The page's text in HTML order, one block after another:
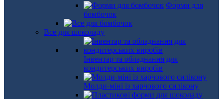
Форми для
бомбочок
Все для шоколаду
Інвентар та обладнання для
кондитерських виробів
Молди-міні із харчового силікону